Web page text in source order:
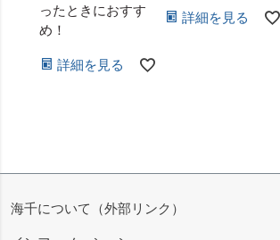
ったときにおすす
め！
詳細を見る
詳細を見る
海千について（外部リンク）